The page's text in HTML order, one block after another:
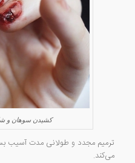
کشیدن سوهان و
ترمیم مجدد و طولانی مدت آسیب
می‌کند.